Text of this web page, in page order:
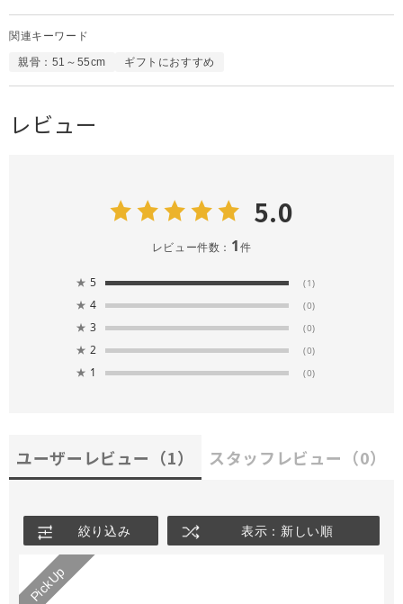
関連キーワード
親骨：51～55cm ギフトにおすすめ
レビュー
5.0
レビュー件数： 1件
★ 5 (1)
★ 4 (0)
★ 3 (0)
★ 2 (0)
★ 1 (0)
ユーザーレビュー （1） スタッフレビュー （0）
絞り込み 表示：新しい順